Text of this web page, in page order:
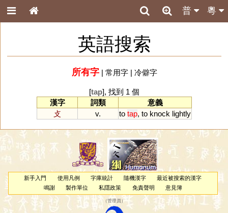
粵
普
英語搜索
所有字| 常用字| 冷僻字
[tap], 找到 1 個
漢字
詞類
意義
攴
v. to tap, to knock lightly
新手入門 使用凡例 字庫統計 隨機漢字
最近被搜索的漢字
鳴謝
製作單位 私隱政策 免責聲明 意見簿
（管理員 ）